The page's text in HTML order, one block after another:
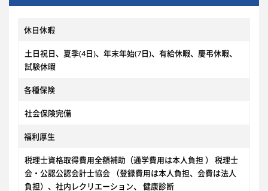
休日休暇
土日祝日、夏季(4日)、年末年始(7日)、有給休暇、慶弔休暇、
試験休暇
各種保険
社会保険完備
福利厚生
税理士資格取得費用全額補助（通学費用は本人負担 ） 税理士
会・公認公認会計士協会 （登録費用は本人負担、会費は法人
負担）、社内レクリエーション、 健康診断